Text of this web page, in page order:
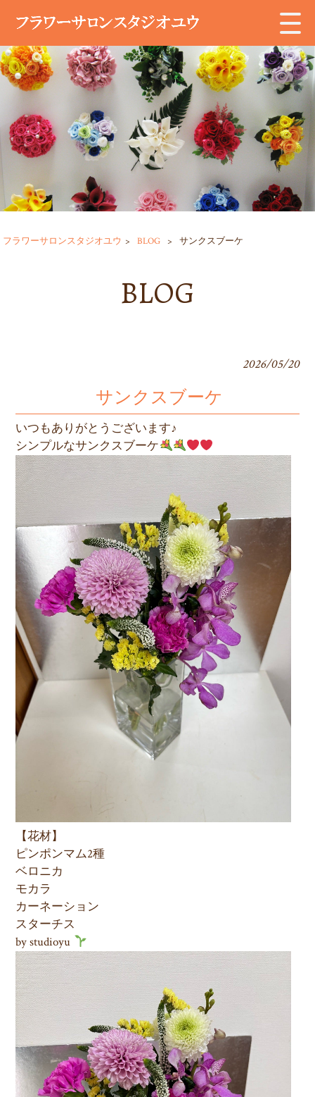
フラワーサロンスタジオユウ > BLOG > サンクスブーケ
BLOG
2026/05/20
サンクスブーケ
いつもありがとうございます♪
シンプルなサンクスブーケ
【花材】
ピンポンマム2種
ベロニカ
モカラ
カーネーション
スターチス
by studioyu